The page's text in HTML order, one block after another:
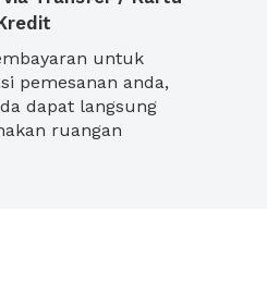
untuk
pemesanan anda,
dapat langsung
ruangan